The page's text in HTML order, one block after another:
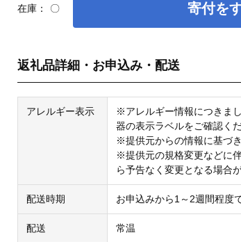
在庫： 〇 寄付を
返礼品詳細・お申込み・配送
アレルギー表示
※アレルギー情報につきま
器の表示ラベルをご確認くだ
※提供元からの情報に基づ
※提供元の規格変更などに
ら予告なく変更となる場合
配送時期 お申込みから1～2週間程度
配送 常温